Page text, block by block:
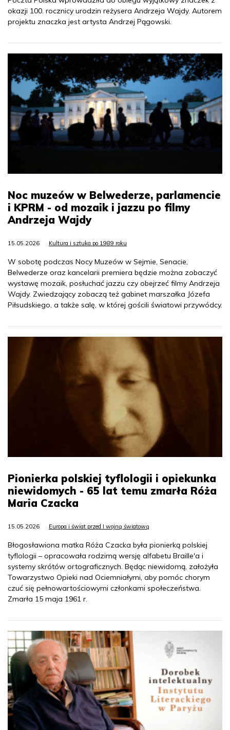
okazji 100. rocznicy urodzin reżysera Andrzeja Wajdy. Autorem
projektu znaczka jest artysta Andrzej Pągowski.
Noc muzeów w Belwederze, parlamencie
i KPRM - od mozaik i jazzu po filmy
Andrzeja Wajdy
15.05.2026 Kultura i sztuka po 1989 roku
W sobotę podczas Nocy Muzeów w Sejmie, Senacie,
Belwederze oraz kancelarii premiera będzie można zobaczyć
wystawę mozaik, posłuchać jazzu czy obejrzeć filmy Andrzeja
Wajdy. Zwiedzający zobaczą też gabinet marszałka Józefa
Piłsudskiego, a także salę, w której gościli światowi przywódcy.
Pionierka polskiej tyflologii i opiekunka
niewidomych - 65 lat temu zmarła Róża
Maria Czacka
15.05.2026 Europa i świat przed I wojną światową
Błogosławiona matka Róża Czacka była pionierką polskiej
tyflologii – opracowała rodzimą wersję alfabetu Braille'a i
systemy skrótów ortograficznych. Będąc niewidomą, założyła
Towarzystwo Opieki nad Ociemniałymi, aby pomóc chorym
czuć się pełnowartościowymi członkami społeczeństwa.
Zmarła 15 maja 1961 r.